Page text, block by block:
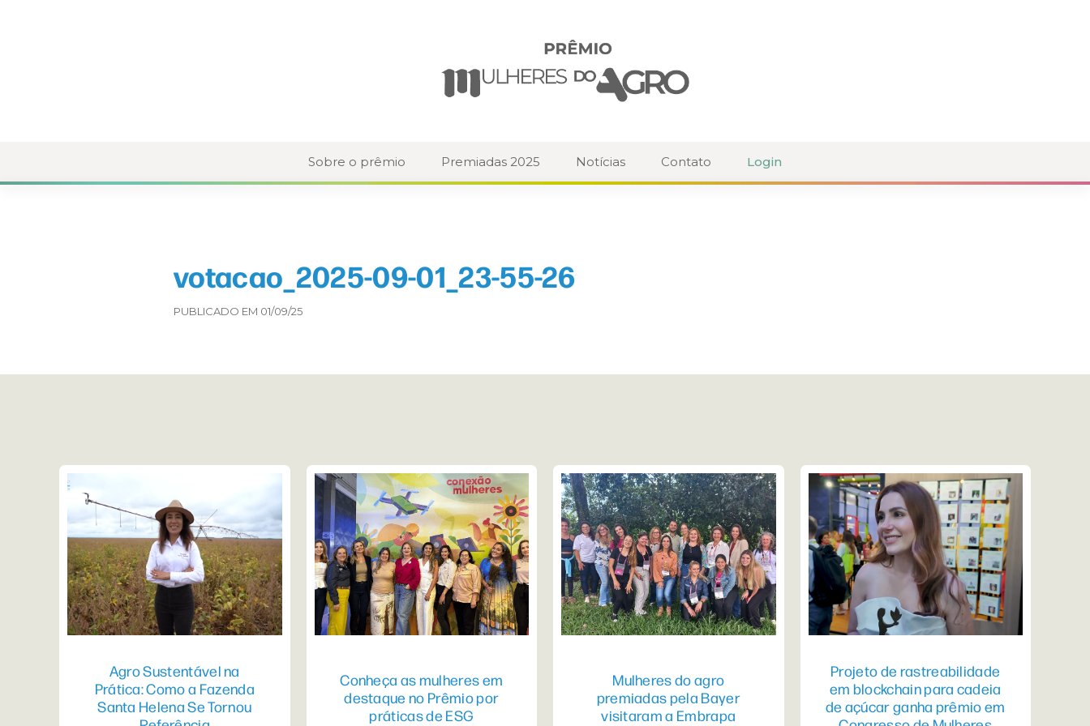
Sobre o prêmio Premiadas 2025 Notícias Contato Login
votacao_2025-09-01_23-55-26
PUBLICADO EM 01/09/25
Agro Sustentável na
Prática: Como a Fazenda
Santa Helena Se Tornou
Conheça as mulheres em
destaque no Prêmio por
práticas de ESG
Mulheres do agro
premiadas pela Bayer
visitaram a Embrapa
Projeto de rastreabilidade
em blockchain para cadeia
de açúcar ganha prêmio em